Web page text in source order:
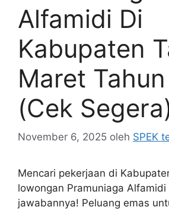
Alfamidi Di
Kabupaten
Maret
(Cek
November 6, 2025 oleh SPEK
Mencari pekerjaan di
lowongan Pramuniaga Alfamidi
jawabannya! Peluang emas